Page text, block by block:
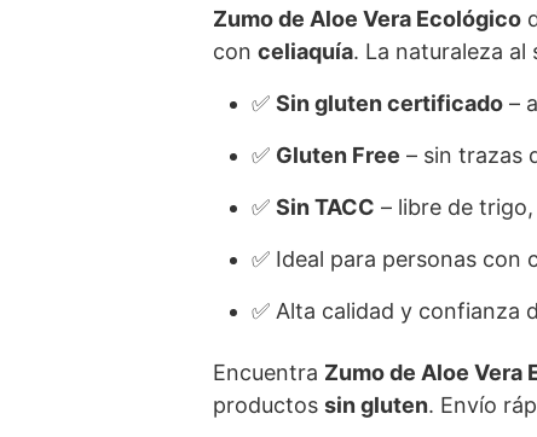
Zumo de Aloe Vera Ecológico
con celiaquía. La naturaleza
✅ Sin gluten certificado –
✅ Gluten Free – sin trazas
✅ Sin TACC – libre de
✅ Ideal para personas con
✅ Alta calidad y confianza
Encuentra Zumo de Aloe Vera
productos sin gluten. Envío